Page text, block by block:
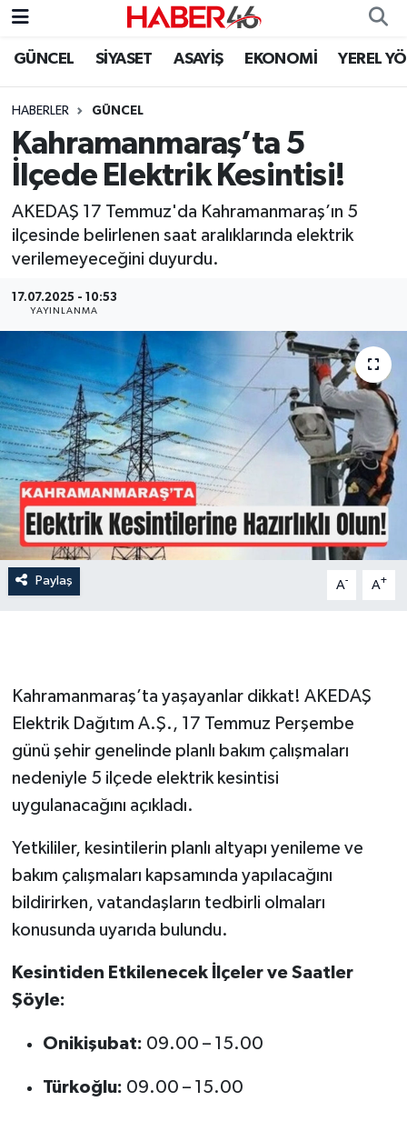
GÜNCEL SİYASET ASAYİŞ EKONOMİ YEREL
HABERLER GÜNCEL
Kahramanmaraş’ta 5
İlçede Elektrik Kesintisi!
AKEDAŞ 17 Temmuz'da Kahramanmaraş’ın 5
ilçesinde belirlenen saat aralıklarında elektrik
verilemeyeceğini duyurdu.
17.07.2025 - 10:53
YAYINLANMA
Paylaş A- A+
Kahramanmaraş’ta yaşayanlar dikkat! AKEDAŞ
Elektrik Dağıtım A.Ş., 17 Temmuz Perşembe
günü şehir genelinde planlı bakım çalışmaları
nedeniyle 5 ilçede elektrik kesintisi
uygulanacağını açıkladı.
Yetkililer, kesintilerin planlı altyapı yenileme ve
bakım çalışmaları kapsamında yapılacağını
bildirirken, vatandaşların tedbirli olmaları
konusunda uyarıda bulundu.
Kesintiden Etkilenecek İlçeler ve Saatler
Şöyle:
Onikişubat: 09.00 – 15.00
Türkoğlu: 09.00 – 15.00
GÜNCEL
SİYASET
EKONOMİ
SPOR
YAŞAM
TEKNOLOJİ
SAĞLIK
EĞİTİM
İLÇE HABERLERİ
KÜLTÜR-SANAT
KSÜ
DÜNYA
KADIN-AİLE
YEREL YÖNETİM
MEDYA
SEÇİM 2011
ÜÇÜNCÜ SAYFA
Yemek
SİVİL TOPLUM
SEÇİM 2014
Nöbetçi Eczaneler
Hava Durumu
Kahramanmaraş Namaz Vakitleri
Trafik Durumu
Süper Lig Puan Durumu ve Fikstür
Tüm Manşetler
Son Dakika Haberleri
Haber Arşivi